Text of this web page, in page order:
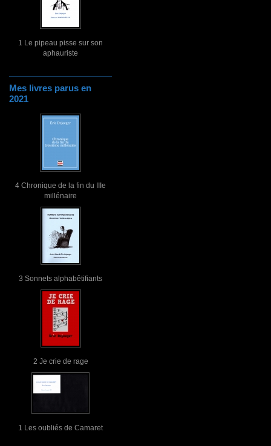
1 Le pipeau pisse sur son
aphauriste
Mes livres parus en
2021
4 Chronique de la fin du IIIe
millénaire
3 Sonnets alphabêtifiants
2 Je crie de rage
1 Les oubliés de Camaret